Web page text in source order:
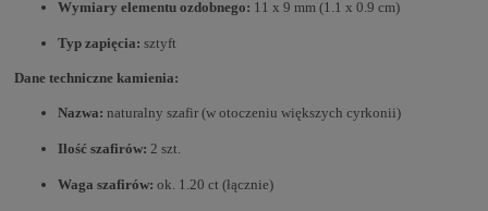
Wymiary elementu ozdobnego: 11 x 9 mm (1.1 x 0.9 cm)
Typ zapięcia: sztyft
Dane techniczne kamienia:
Nazwa: naturalny szafir (w otoczeniu większych cyrkonii)
Ilość szafirów: 2 szt.
Waga szafirów: ok. 1.20 ct (łącznie)